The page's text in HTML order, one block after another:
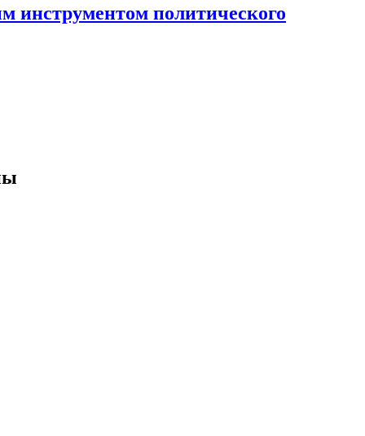
инструментом политического